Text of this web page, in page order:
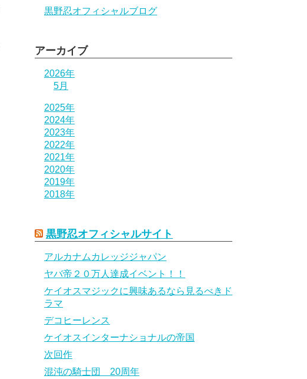
黒野忍オフィシャルブログ
アーカイブ
2026年
5月
2025年
2024年
2023年
2022年
2021年
2020年
2019年
2018年
黒野忍オフィシャルサイト
アルカナムカレッジジャパン
ヤバ帝２０万人達成イベント！！
ケイオスマジックに興味あるなら見るべきド
ラマ
デコヒーレンス
ケイオスインターナショナルの帝国
次回作
混沌の騎士団 20周年